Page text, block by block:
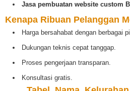
Jasa pembuatan website custom
Kenapa Ribuan Pelanggan
Harga bersahabat dengan berbagai
Dukungan teknis cepat tanggap.
Proses pengerjaan transparan.
Konsultasi gratis.